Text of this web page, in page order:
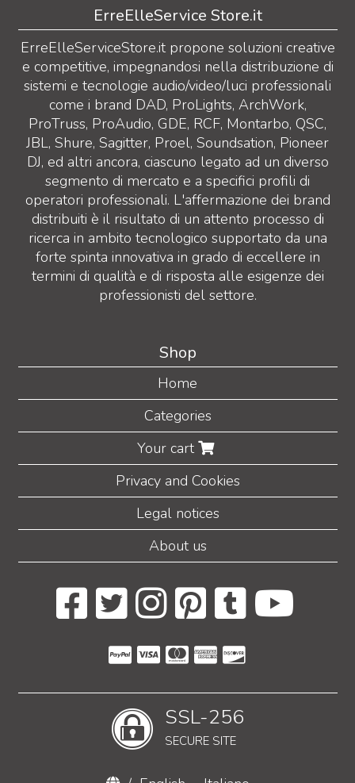
ErreElleService Store.it
ErreElleServiceStore.it propone soluzioni creative
e competitive, impegnandosi nella distribuzione di
sistemi e tecnologie audio/video/luci professionali
come i brand DAD, ProLights, ArchWork,
ProTruss, ProAudio, GDE, RCF, Montarbo, QSC,
JBL, Shure, Sagitter, Proel, Soundsation, Pioneer
DJ, ed altri ancora, ciascuno legato ad un diverso
segmento di mercato e a specifici profili di
operatori professionali. L'affermazione dei brand
distribuiti è il risultato di un attento processo di
ricerca in ambito tecnologico supportato da una
forte spinta innovativa in grado di eccellere in
termini di qualità e di risposta alle esigenze dei
professionisti del settore.
Shop
Home
Categories
Your cart
Privacy and Cookies
Legal notices
About us
SSL-256
SECURE SITE